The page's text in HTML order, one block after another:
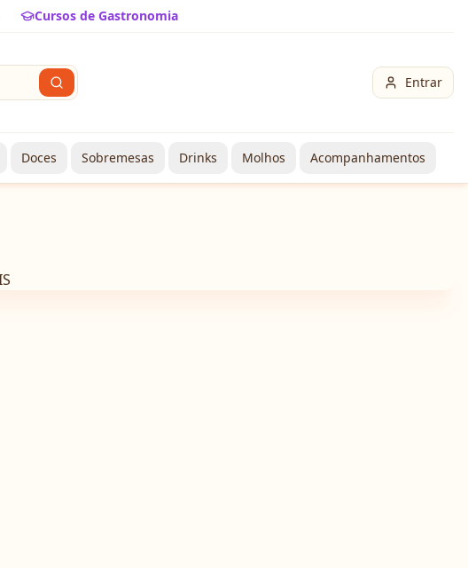
Cursos de Gastronomia
Entrar
Doces Sobremesas Drinks Molhos Acompanhamentos